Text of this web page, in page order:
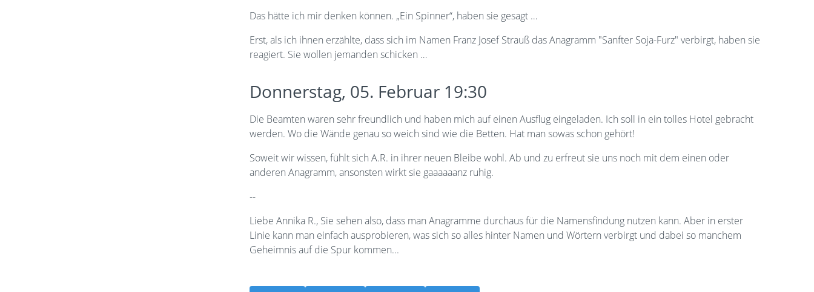
Das hätte ich mir denken können. „Ein Spinner“, haben sie gesagt …
Erst, als ich ihnen erzählte, dass sich im Namen Franz Josef Strauß das Anagramm "Sanfter Soja-Furz" verbirgt, haben sie
reagiert. Sie wollen jemanden schicken …
Donnerstag, 05. Februar 19:30
Die Beamten waren sehr freundlich und haben mich auf einen Ausflug eingeladen. Ich soll in ein tolles Hotel gebracht
werden. Wo die Wände genau so weich sind wie die Betten. Hat man sowas schon gehört!
Soweit wir wissen, fühlt sich A.R. in ihrer neuen Bleibe wohl. Ab und zu erfreut sie uns noch mit dem einen oder
anderen Anagramm, ansonsten wirkt sie gaaaaaanz ruhig.
--
Liebe Annika R., Sie sehen also, dass man Anagramme durchaus für die Namensfindung nutzen kann. Aber in erster
Linie kann man einfach ausprobieren, was sich so alles hinter Namen und Wörtern verbirgt und dabei so manchem
Geheimnis auf die Spur kommen...